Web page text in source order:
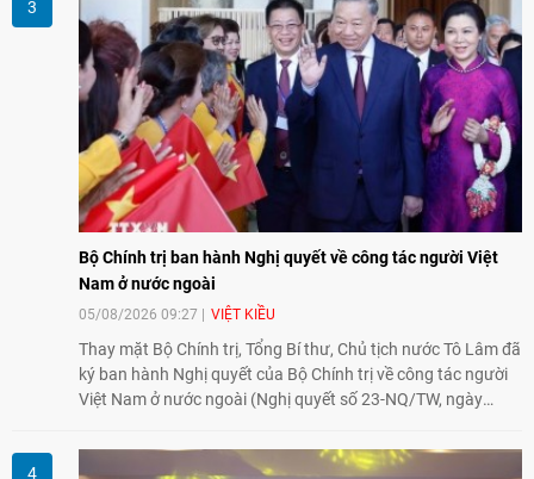
Nhật Bản và thế giới ủng hộ giải trừ vũ khí hạt nhân của Việt
Nam.
Bộ Chính trị ban hành Nghị quyết về công tác người Việt
Nam ở nước ngoài
05/08/2026 09:27 VIỆT KIỀU
Thay mặt Bộ Chính trị, Tổng Bí thư, Chủ tịch nước Tô Lâm đã
ký ban hành Nghị quyết của Bộ Chính trị về công tác người
Việt Nam ở nước ngoài (Nghị quyết số 23-NQ/TW, ngày